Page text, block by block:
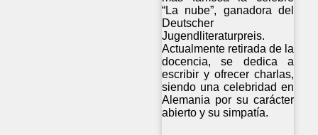
“La nube”, ganadora del
Deutscher
Jugendliteraturpreis.
Actualmente retirada de la
docencia, se dedica a
escribir y ofrecer charlas,
siendo una celebridad en
Alemania por su carácter
abierto y su simpatía.